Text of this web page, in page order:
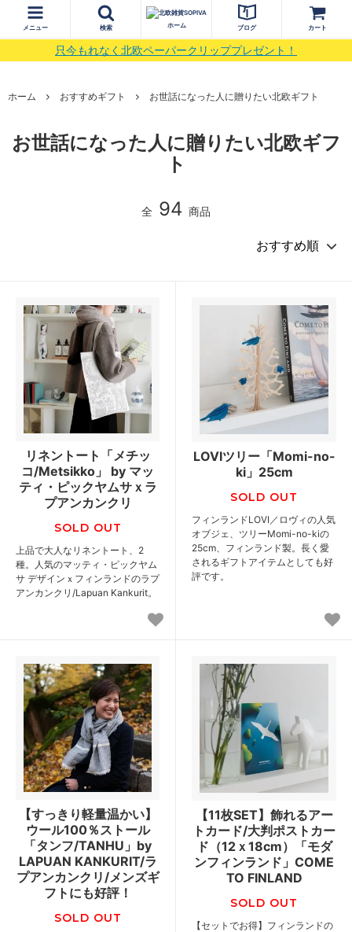
只今もれなく北欧ペーパークリッププレゼント！
メニュー 検索 ホーム ブログ カート
ホーム おすすめギフト お世話になった人に贈りたい北欧ギフト
お世話になった人に贈りたい北欧ギフ
ト
全 94 商品
リネントート「メチッ
コ/Metsikko」 by マッ
ティ・ピックヤムサｘラ
プアンカンクリ
SOLD OUT
上品で大人なリネントート、2
種。人気のマッティ・ピックヤム
サ デザインｘフィンランドのラプ
アンカンクリ/Lapuan Kankurit。
LOVIツリー「Momi-no-
ki」25cm
SOLD OUT
フィンランドLOVI／ロヴィの人気
オブジェ、ツリーMomi-no-kiの
25cm、フィンランド製。長く愛
されるギフトアイテムとしても好
評です。
【すっきり軽量温かい】
ウール100％ストール
「タンフ/TANHU」by
LAPUAN KANKURIT/ラ
プアンカンクリ/メンズギ
フトにも好評！
SOLD OUT
【11枚SET】飾れるアー
トカード/大判ポストカー
ド（12ｘ18cm）「モダ
ンフィンランド」COME
TO FINLAND
SOLD OUT
【セットでお得】フィンランドの